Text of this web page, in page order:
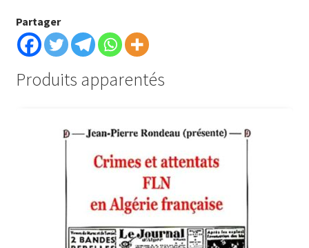
Partager
Produits apparentés